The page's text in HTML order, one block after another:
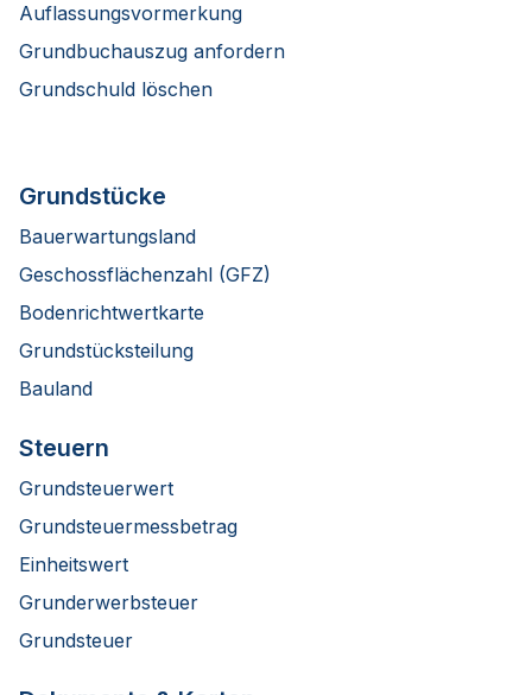
Auflassungsvormerkung
Grundbuchauszug anfordern
Grundschuld löschen
Grundstücke
Bauerwartungsland
Geschossflächenzahl (GFZ)
Bodenrichtwertkarte
Grundstücksteilung
Bauland
Steuern
Grundsteuerwert
Grundsteuermessbetrag
Einheitswert
Grunderwerbsteuer
Grundsteuer